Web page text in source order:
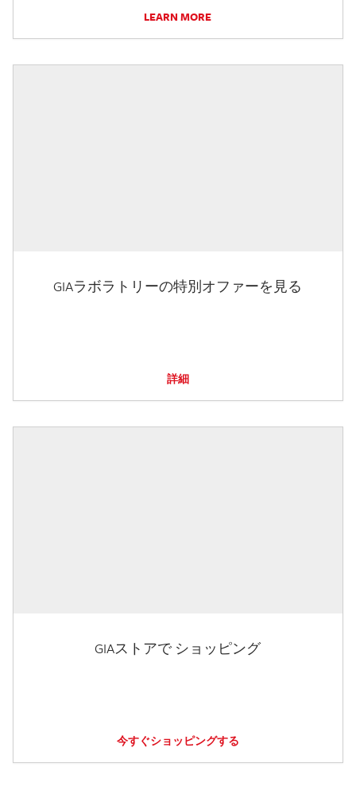
LEARN MORE
GIAラボラトリーの特別オファーを見る
詳細
GIAストアで ショッピング
今すぐショッピングする